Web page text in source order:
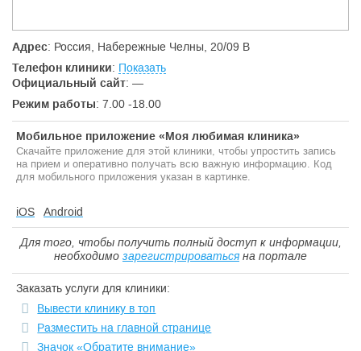
Адрес: Россия, Набережные Челны, 20/09 В
Телефон клиники: Показать
Официальный сайт: —
Режим работы: 7.00 -18.00
Мобильное приложение «Моя любимая клиника»
Скачайте приложение для этой клиники, чтобы упростить запись
на прием и оперативно получать всю важную информацию. Код
для мобильного приложения указан в картинке.
iOS Android
Для того, чтобы получить полный доступ к информации,
необходимо зарегистрироватьсяна портале
Заказать услуги для клиники:
Вывести клинику в топ
Разместить на главной странице
Значок «Обратите внимание»